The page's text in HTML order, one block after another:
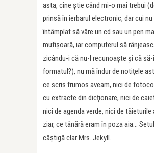
asta, cine ştie când mi-o mai trebui
prinsă în ierbarul electronic, dar cui
întâmplat să vâre un cd sau un pen
mufişoară, iar computerul să
zicându-i că nu-l recunoaşte şi că
formatul?), nu mă îndur de notiţele
ce scris frumos aveam, nici de
cu extracte din dicţionare, nici de
nici de agenda verde, nici de tăieturile
ziar, ce tânără eram în poza aia…
câştigă clar Mrs. Jekyll.